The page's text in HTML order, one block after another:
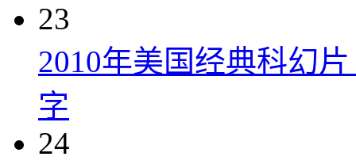
23
2010年美国经典科幻
字
24